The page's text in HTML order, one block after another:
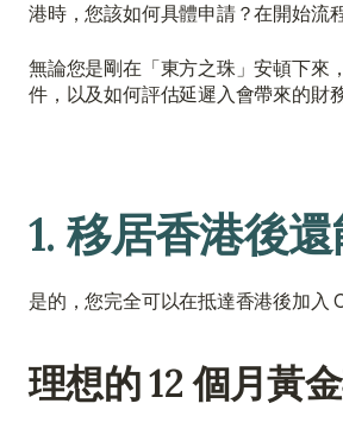
港時，您該如何具體申請？在開始流
無論您是剛在「東方之珠」安頓下來
件，以及如何評估延遲入會帶來的財
1. 移居香港後還
是的，您完全可以在抵達香港後加入
理想的 12 個月黃